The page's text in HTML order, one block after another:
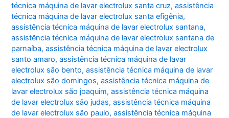
técnica máquina de lavar electrolux santa cruz,assistência
técnica máquina de lavar electrolux santa efigênia,
assistência técnica máquina de lavar electrolux santana,
assistência técnica máquina de lavar electrolux santana de
parnaíba,assistência técnica máquina de lavar electrolux
santo amaro,assistência técnica máquina de lavar
electrolux são bento,assistência técnica máquina de lavar
electrolux são domingos,assistência técnica máquina de
lavar electrolux são joaquim,assistência técnica máquina
de lavar electrolux são judas,assistência técnica máquina
de lavar electrolux são paulo,assistência técnica máquina